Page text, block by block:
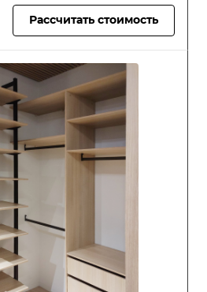
Рассчитать стоимость